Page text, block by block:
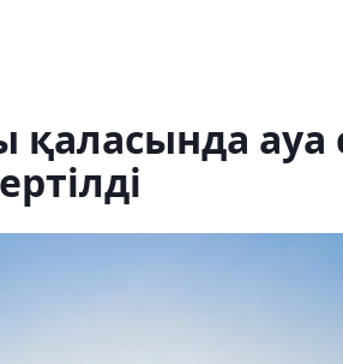
қаласында ауа